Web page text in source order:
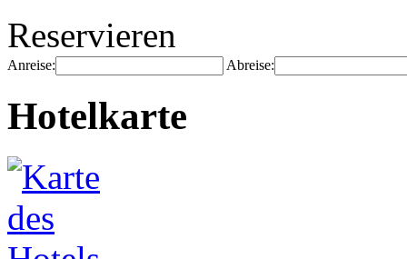
Reservieren
Anreise: Abreise:
Hotelkarte